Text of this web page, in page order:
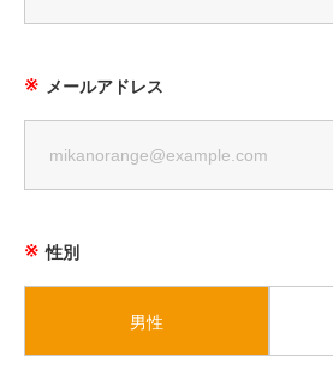
メールアドレス
性別
男性